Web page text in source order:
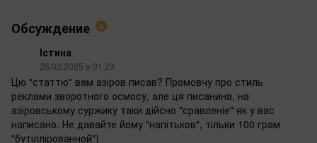
Обсуждение 6
Істина
26.02.2025 в 01:23
Цю "статтю" вам азіров писав? Промовчу про стиль
реклами зворотного осмосу, але ця писанина, на
азіровському суржику таки дійсно "сравленіе" як у вас
написано. Не давайте йому "напітьков", тільки 100 грам
"бутіллірованной")